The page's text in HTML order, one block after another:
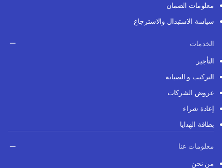
معلومات الضمان
سياسة الاستبدال والاسترجاع
الخدمات
التأجير
التركيب و الصيانة
عروض الشركات
إعادة شراء
بطاقة الهدايا
معلومات عنا
من نحن